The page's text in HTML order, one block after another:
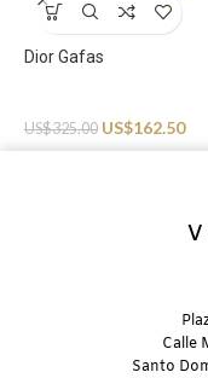
Dior Gafas
US$325.00 US$162.50
Calle
Santo